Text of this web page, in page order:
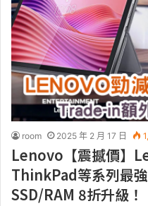
room 2025 年 2 月 17 日
Lenovo【震撼價】
ThinkPad等系列最
SSD/RAM 8折升級！